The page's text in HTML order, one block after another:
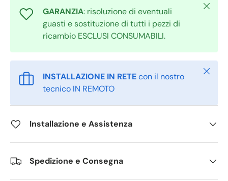
GARANZIA: risoluzione di eventuali
guasti e sostituzione di tutti i pezzi di
ricambio ESCLUSI CONSUMABILI.
Chiudi
INSTALLAZIONE IN RETEcon il nostro
tecnico IN REMOTO
Chiudi
Installazione e Assistenza
Spedizione e Consegna